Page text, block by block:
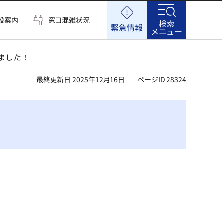
案内 窓口混雑状況
緊急情報 検索
メニュー
た！
最終更新日 2025年12月16日 ページID 28324